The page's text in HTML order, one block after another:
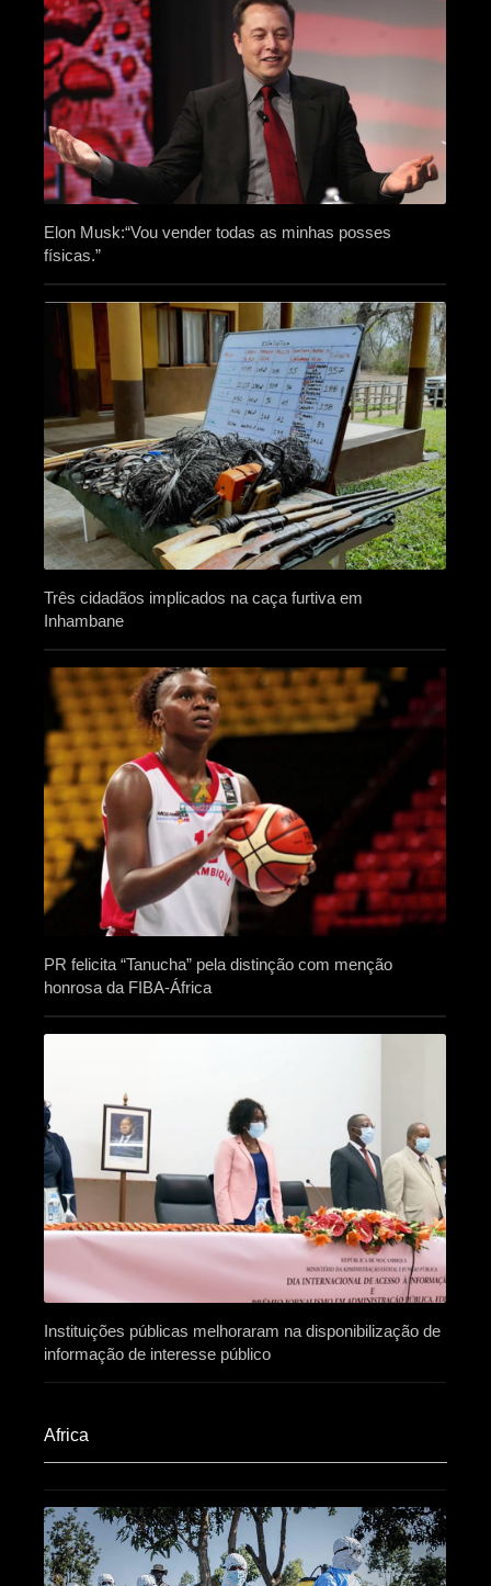
Elon Musk:“Vou vender todas as minhas posses
físicas.”
Três cidadãos implicados na caça furtiva em
Inhambane
PR felicita “Tanucha” pela distinção com menção
honrosa da FIBA-África
Instituições públicas melhoraram na disponibilização de
informação de interesse público
Africa​